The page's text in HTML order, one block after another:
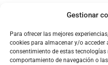
Gestionar
Para ofrecer las mejores
cookies para almacenar y/o acceder
consentimiento de estas
comportamiento de navegación o